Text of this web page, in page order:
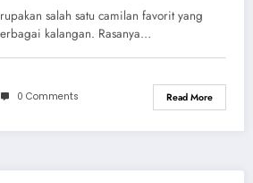
salah satu camilan favorit yang
kalangan. Rasanya…
0 Comments Read More